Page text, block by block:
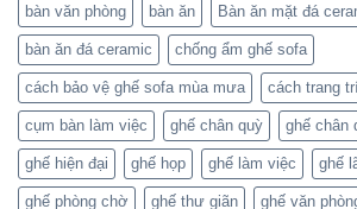
bàn văn phòng bàn ăn Bàn ăn mặt đá
bàn ăn đá ceramic chống ẩm ghế sofa
cách bảo vệ ghế sofa mùa mưa cách trang
cụm bàn làm việc ghế chân quỳ ghế chân
ghế hiện đại ghế họp ghế làm việc ghế
ghế phòng chờ ghế thư giãn ghế văn